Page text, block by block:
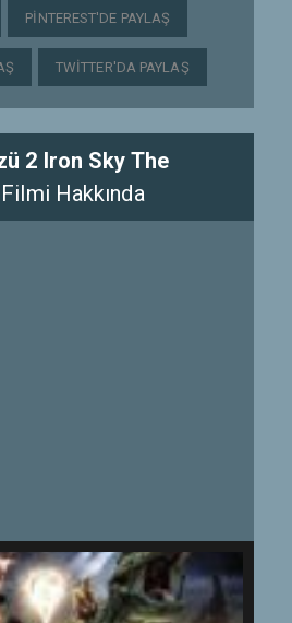
PINTEREST'DE PAYLAŞ
TWITTER'DA PAYLAŞ
2 Iron Sky The
Filmi Hakkında